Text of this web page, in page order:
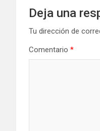
Deja una
Tu dirección de
Comentario *